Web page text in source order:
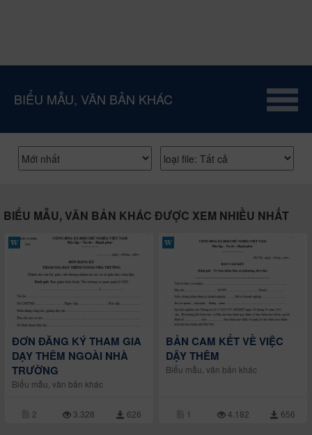
BIỂU MẪU, VĂN BẢN KHÁC
BIỂU MẪU, VĂN BẢN KHÁC ĐƯỢC XEM NHIỀU NHẤT
ĐƠN ĐĂNG KÝ THAM GIA
DẠY THÊM NGOÀI NHÀ
TRƯỜNG
Biểu mẫu, văn bản khác
2 3.328 626
BẢN CAM KẾT VỀ VIỆC
DẬY THÊM
Biểu mẫu, văn bản khác
1 4.182 656